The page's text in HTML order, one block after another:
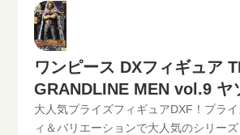
ます。下記のような入力方法でも仮買取
す。といまる。開催中の買取キャンペー
取査定金額に納得したら、無料宅配キッ
ームからお申込みください。といまるか
配キットが届いたら、ダンボールに商品
だけ。自宅から出ることなく、お売りに
売れます！宅配買取可能地域は、日本全
お買取り可能です！買取査定価格の振
無料です。JANコード入力で更に具体的
取中！！2022/06/07更新！《現在、各買
が遅れているものがありますが、ご依頼
は全て最新の相場で改めて買取査定致し
ください。》ワンピース DXフィギュア
GRANDLINE MEN vol.9 ロロノア・ゾロ
は500円（未開封の場合）
他のワンピースDXフィギュアの最新買
ワンピース DXフィギュア
GRANDLINE MEN vol.9 ヤ
取価格
大人気プライズフィギュアDXF！プラ
ィ＆バリエーションで大人気のシリーズ